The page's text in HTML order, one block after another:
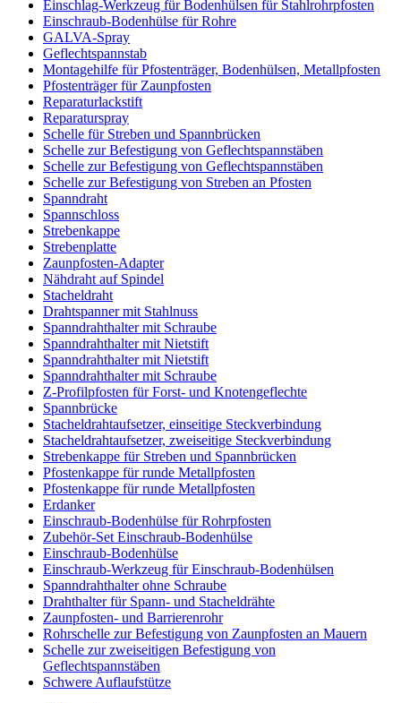
Einschlag-Werkzeug für Bodenhülsen für Stahlrohrpfosten
Einschraub-Bodenhülse für Rohre
GALVA-Spray
Geflechtspannstab
Montagehilfe für Pfostenträger, Bodenhülsen, Metallpfosten
Pfostenträger für Zaunpfosten
Reparaturlackstift
Reparaturspray
Schelle für Streben und Spannbrücken
Schelle zur Befestigung von Geflechtspannstäben
Schelle zur Befestigung von Geflechtspannstäben
Schelle zur Befestigung von Streben an Pfosten
Spanndraht
Spannschloss
Strebenkappe
Strebenplatte
Zaunpfosten-Adapter
Nähdraht auf Spindel
Stacheldraht
Drahtspanner mit Stahlnuss
Spanndrahthalter mit Schraube
Spanndrahthalter mit Nietstift
Spanndrahthalter mit Nietstift
Spanndrahthalter mit Schraube
Z-Profilpfosten für Forst- und Knotengeflechte
Spannbrücke
Stacheldrahtaufsetzer, einseitige Steckverbindung
Stacheldrahtaufsetzer, zweiseitige Steckverbindung
Strebenkappe für Streben und Spannbrücken
Pfostenkappe für runde Metallpfosten
Pfostenkappe für runde Metallpfosten
Erdanker
Einschraub-Bodenhülse für Rohrpfosten
Zubehör-Set Einschraub-Bodenhülse
Einschraub-Bodenhülse
Einschraub-Werkzeug für Einschraub-Bodenhülsen
Spanndrahthalter ohne Schraube
Drahthalter für Spann- und Stacheldrähte
Zaunpfosten- und Barrierenrohr
Rohrschelle zur Befestigung von Zaunpfosten an Mauern
Schelle zur zweiseitigen Befestigung von
Geflechtspannstäben
Schwere Auflaufstütze